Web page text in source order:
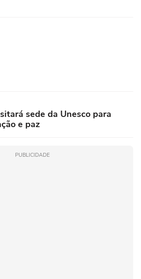
sede da Unesco para
e paz
PUBLICIDADE